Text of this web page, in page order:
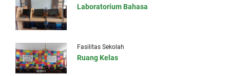
Laboratorium Bahasa
Fasilitas Sekolah
Ruang Kelas